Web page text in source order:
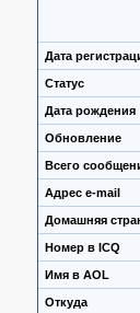
Дата
Статус
Дата рождения
Обновление
Всего
Адрес e-mail
Домашняя
Номер в ICQ
Имя в AOL
Откуда